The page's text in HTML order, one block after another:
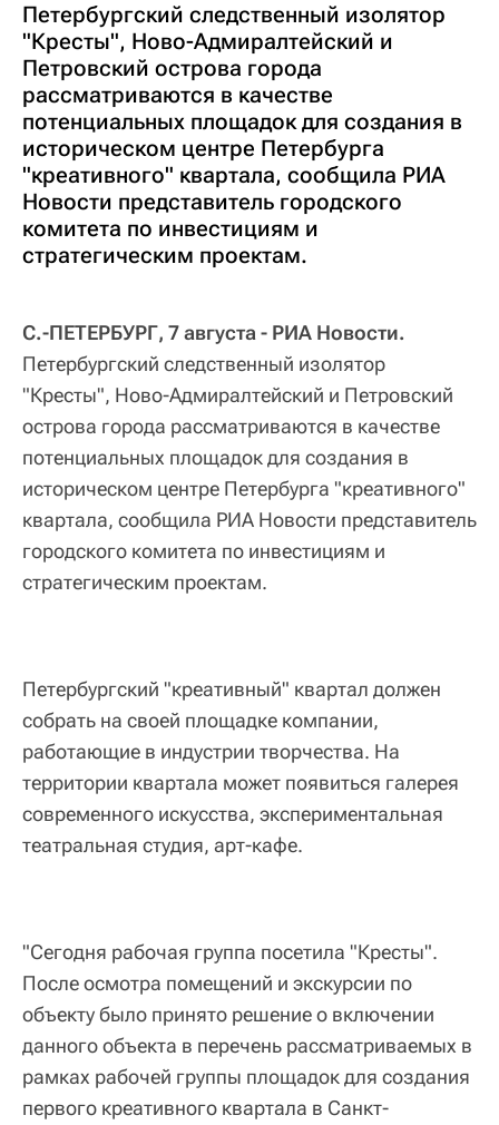
Петербургский следственный изолятор
"Кресты", Ново-Адмиралтейский и
Петровский острова города
рассматриваются в качестве
потенциальных площадок для создания в
историческом центре Петербурга
"креативного" квартала, сообщила РИА
Новости представитель городского
комитета по инвестициям и
стратегическим проектам.
С.-ПЕТЕРБУРГ, 7 августа - РИА Новости.
Петербургский следственный изолятор
"Кресты", Ново-Адмиралтейский и Петровский
острова города рассматриваются в качестве
потенциальных площадок для создания в
историческом центре Петербурга "креативного"
квартала, сообщила РИА Новости представитель
городского комитета по инвестициям и
стратегическим проектам.
Петербургский "креативный" квартал должен
собрать на своей площадке компании,
работающие в индустрии творчества. На
территории квартала может появиться галерея
современного искусства, экспериментальная
театральная студия, арт-кафе.
"Сегодня рабочая группа посетила "Кресты".
После осмотра помещений и экскурсии по
объекту было принято решение о включении
данного объекта в перечень рассматриваемых в
рамках рабочей группы площадок для создания
первого креативного квартала в Санкт-